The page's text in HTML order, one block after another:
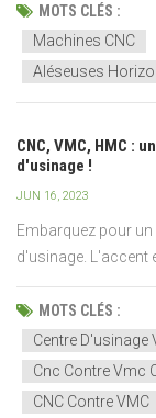
complexes et
supplémentaires
MOTS CLÉS :
Machines CNC
Aléseuses
CNC, VMC, HMC :
d'usinage !
JUN 16, 2023
Embarquez pour
d'usinage. L'accent
interconnectés.
le métal, le
fonctionnement et
MOTS CLÉS :
Centre D'usinage
Cnc Contre Vmc
CNC Contre VMC